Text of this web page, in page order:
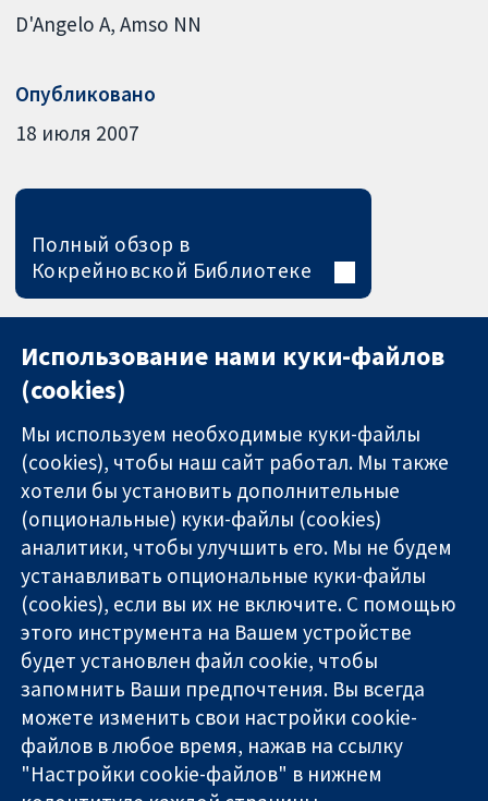
D'Angelo A Amso NN
Опубликовано
18 июля 2007
Полный обзор в
Кокрейновской Библиотеке
Надёжные
доказательства
Информированные
решения
Во благо
здоровья
11-13 Cavendish
Square
London
W1G 0AN
United Kingdom
Связаться с
нами
Новости
Пресс-
служба
О нас
Работа
Cochrane
Library
Использование нами куки-файлов
(cookies)
Мы используем необходимые куки-файлы
(cookies), чтобы наш сайт работал. Мы также
хотели бы установить дополнительные
(опциональные) куки-файлы (cookies)
аналитики, чтобы улучшить его. Мы не будем
устанавливать опциональные куки-файлы
(cookies), если вы их не включите. С помощью
этого инструмента на Вашем устройстве
будет установлен файл cookie, чтобы
запомнить Ваши предпочтения. Вы всегда
можете изменить свои настройки cookie-
файлов в любое время, нажав на ссылку
"Настройки cookie-файлов" в нижнем